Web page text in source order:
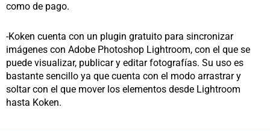
como de pago.
-Koken cuenta con un plugin gratuito para sincronizar
imágenes con Adobe Photoshop Lightroom, con el que se
puede visualizar, publicar y editar fotografías. Su uso es
bastante sencillo ya que cuenta con el modo arrastrar y
soltar con el que mover los elementos desde Lightroom
hasta Koken.